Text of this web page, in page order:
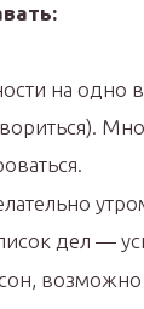
на одно
дел —